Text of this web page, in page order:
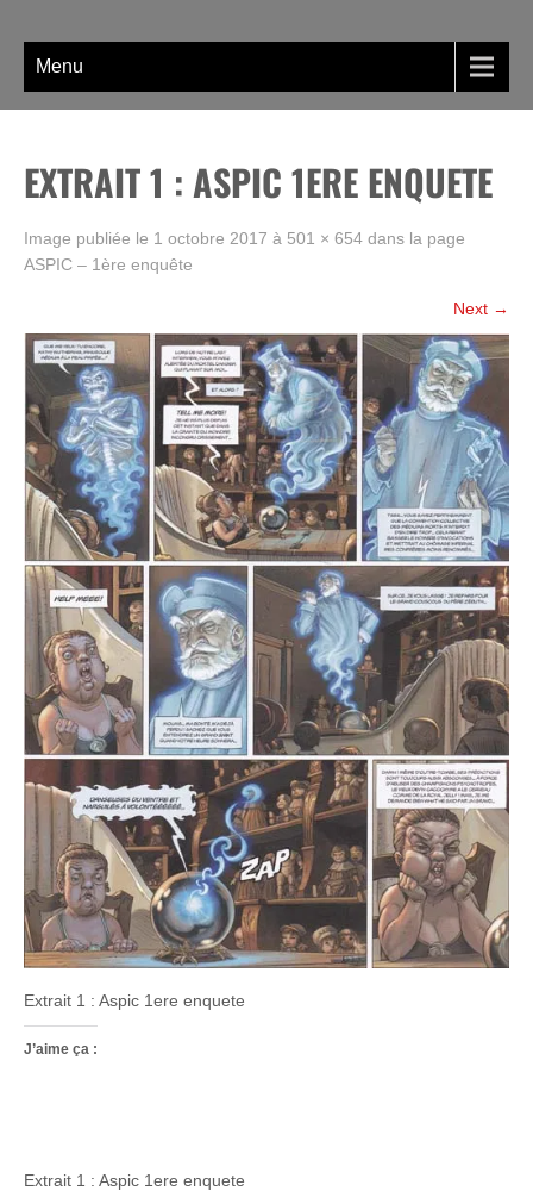
contentMenu
EXTRAIT 1 : ASPIC 1ERE ENQUETE
Image publiée le 1 octobre 2017 à 501 × 654 dans la page
ASPIC – 1ère enquête
Next →
Extrait 1 : Aspic 1ere enquete
J’aime ça :
Extrait 1 : Aspic 1ere enquete